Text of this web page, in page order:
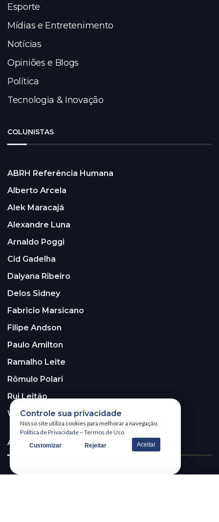
Esporte
Mídias e Entretenimento
Notícias
Opiniões e Blogs
Política
Tecnologia & Inovação
COLUNISTAS
ABRH Referência Humana
Alberto Arcela
Alek Maracajá
Alexandre Luna
Arnaldo Poggi
Cid Gadelha
Dalyana Ribeiro
Delos Sidney
Fabricio Marsicano
Filipe Andson
Paulo Amilton
Ramalho Leite
Rômulo Polari
Rui Leitão
Walter Santos
ASSINE A NOSSA NEWSLETTER!
Controle sua privacidade
Nosso site utiliza cookies para melhorar a navegação.
Política de Privacidade – Termos de Uso
Customizar Rejeitar Aceitar